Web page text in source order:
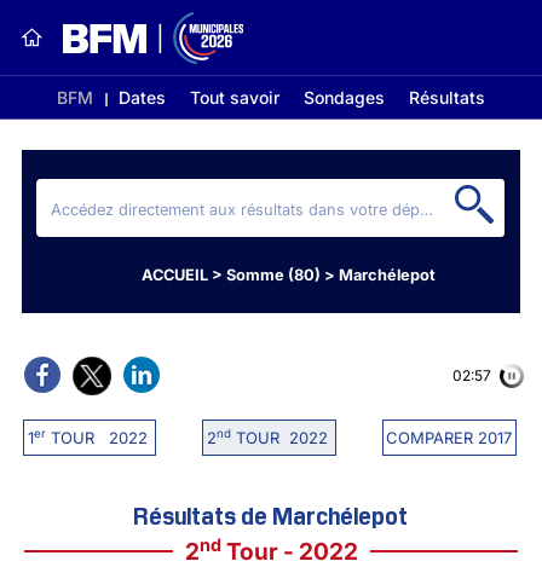
BFM Dates Tout savoir Sondages Résultats
ACCUEIL> Somme (80) > Marchélepot
1erTOUR 2022 2ndTOUR 2022 COMPARER 2017
02:56
Résultats de Marchélepot
2ndTour - 2022